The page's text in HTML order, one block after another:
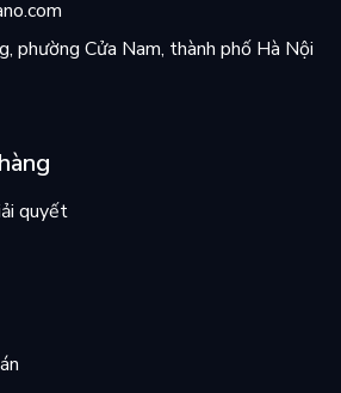
phường Cửa Nam, thành phố Hà Nội
quyết